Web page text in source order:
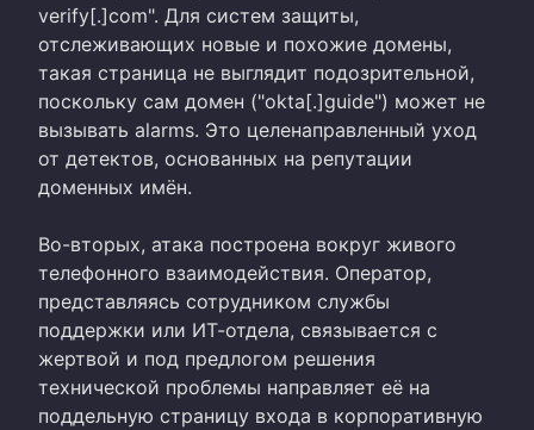
verify[.]com". Для систем защиты,
отслеживающих новые и похожие домены,
такая страница не выглядит подозрительной,
поскольку сам домен ("okta[.]guide") может не
вызывать alarms. Это целенаправленный уход
от детектов, основанных на репутации
доменных имён.
Во-вторых, атака построена вокруг живого
телефонного взаимодействия. Оператор,
представляясь сотрудником службы
поддержки или ИТ-отдела, связывается с
жертвой и под предлогом решения
технической проблемы направляет её на
поддельную страницу входа в корпоративную